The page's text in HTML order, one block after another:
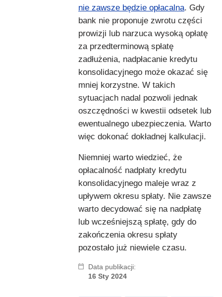
nie zawsze będzie opłacalna. Gdy
bank nie proponuje zwrotu części
prowizji lub narzuca wysoką opłatę
za przedterminową spłatę
zadłużenia, nadpłacanie kredytu
konsolidacyjnego może okazać się
mniej korzystne. W takich
sytuacjach nadal pozwoli jednak
oszczędności w kwestii odsetek lub
ewentualnego ubezpieczenia. Warto
więc dokonać dokładnej kalkulacji.
Niemniej warto wiedzieć, że
opłacalność nadpłaty kredytu
konsolidacyjnego maleje wraz z
upływem okresu spłaty. Nie zawsze
warto decydować się na nadpłatę
lub wcześniejszą spłatę, gdy do
zakończenia okresu spłaty
pozostało już niewiele czasu.
Data publikacji:
16 Sty 2024